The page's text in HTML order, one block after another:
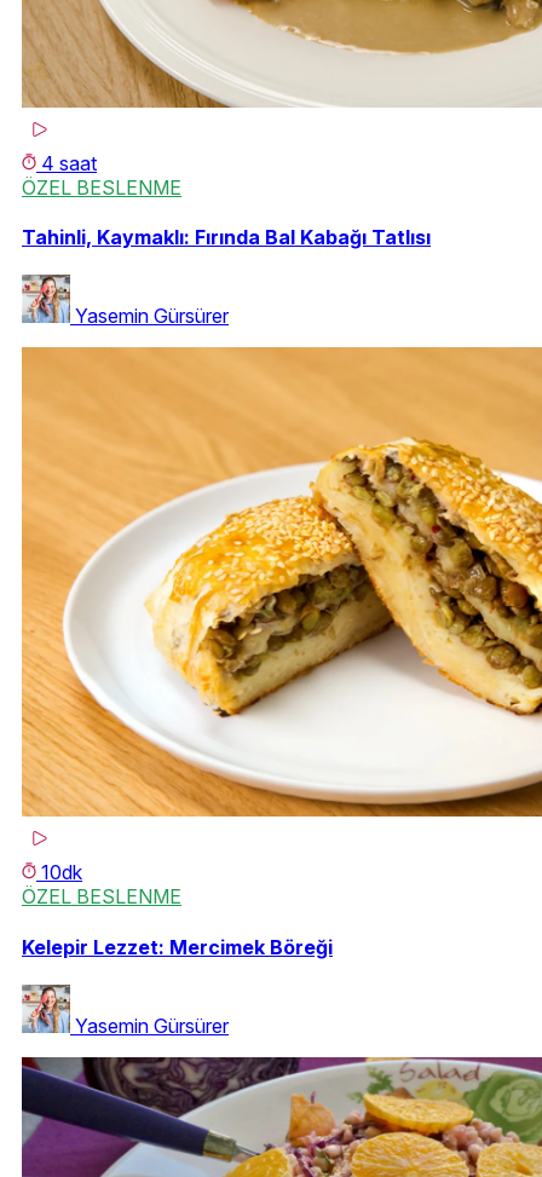
4 saat
ÖZEL BESLENME
Tahinli, Kaymaklı: Fırında Bal Kabağı Tatlısı
Yasemin Gürsürer
10dk
ÖZEL BESLENME
Kelepir Lezzet: Mercimek Böreği
Yasemin Gürsürer